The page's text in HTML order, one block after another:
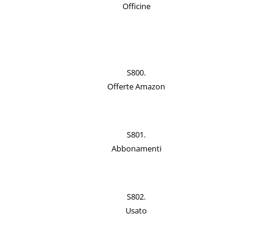
Officine
S800.
Offerte Amazon
S801.
Abbonamenti
S802.
Usato